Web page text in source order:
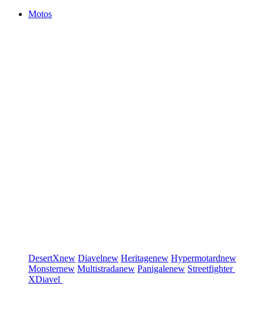
Motos
DesertXnew Diavelnew Heritagenew Hypermotardnew
Monsternew Multistradanew Panigalenew Streetfighter
XDiavel